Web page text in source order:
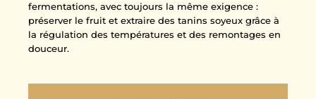
fermentations, avec toujours la même exigence :
préserver le fruit et extraire des tanins soyeux grâce à
la régulation des températures et des remontages en
douceur.